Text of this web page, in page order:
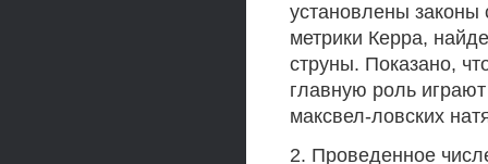
установлены законы
метрики Керра,
струны. Показано,
главную роль
максвел-ловских
2. Проведенное